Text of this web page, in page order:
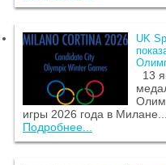
UK
13
игры 2026 года в Милане...
Подробнее...